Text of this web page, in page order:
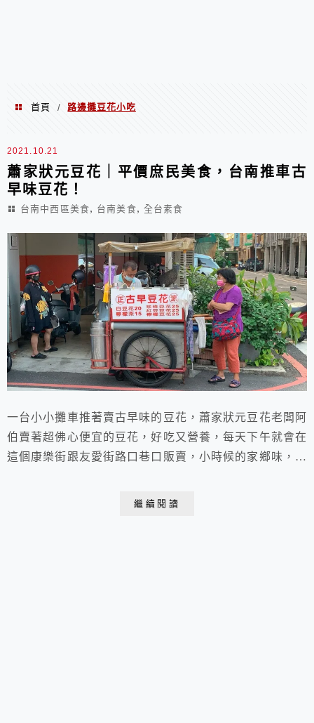
首頁 / 路邊攤豆花小吃
路邊攤豆花小吃
2021.10.21
蕭家狀元豆花｜平價庶民美食，台南推車古
早味豆花！
台南中西區美食, 台南美食, 全台素食
一台小小攤車推著賣古早味的豆花，蕭家狀元豆花老闆阿
伯賣著超佛心便宜的豆花，好吃又營養，每天下午就會在
這個康樂街跟友愛街路口巷口販賣，小時候的家鄉味，厚
繼續閱讀